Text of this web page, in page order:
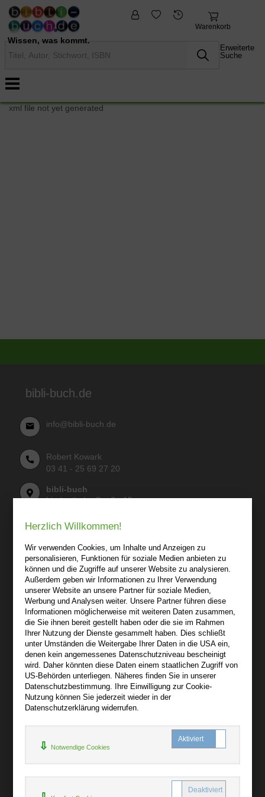
Wissen, was kommt.
Warenkorb
Erweiterte
Suche
fremdsprachige
Bücher
xml file not yet generated
bibli-buch.de
info@bibli-buch.de
Robert Kowark
03 41 - 25 69 27 20
bibli-buch
Lindenthaler Straße 15
Wir sind gerne für Sie persönlich da.
Über bibli-buch.de
+
AGB
Impressum
Widerruf
Datenschutz
Hilfe
+
Herzlich Willkommen!
Wir verwenden Cookies, um Inhalte und Anzeigen zu
personalisieren, Funktionen für soziale Medien anbieten zu
können und die Zugriffe auf unserer Website zu analysieren.
Außerdem geben wir Informationen zu Ihrer Verwendung
unserer Website an unsere Partner für soziale Medien,
Werbung und Analysen weiter. Unsere Partner führen diese
Informationen möglicherweise mit weiteren Daten zusammen,
die Sie ihnen bereit gestellt haben oder die sie im Rahmen
Ihrer Nutzung der Dienste gesammelt haben. Dies schließt
unter Umständen die Weitergabe Ihrer Daten in die USA ein,
denen kein angemessenes Datenschutzniveau bescheinigt
wird. Daher könnten diese Daten einem staatlichen Zugriff von
US-Behörden unterliegen. Näheres finden Sie in unserer
Datenschutzbestimmung. Ihre Einwilligung zur Cookie-
Nutzung können Sie jederzeit wieder in der
Datenschutzerklärung widerrufen.
Notwendige Cookies